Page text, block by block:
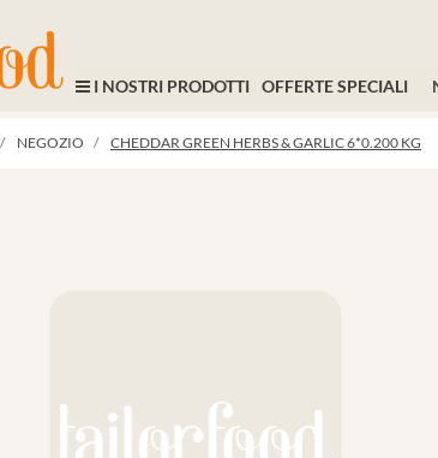
I NOSTRI PRODOTTI OFFERTE SPECIALI
NEGOZIO CHEDDAR GREEN HERBS & GARLIC 6*0.200 KG